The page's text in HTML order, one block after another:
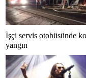
İşçi servis otobüsünde
yangın